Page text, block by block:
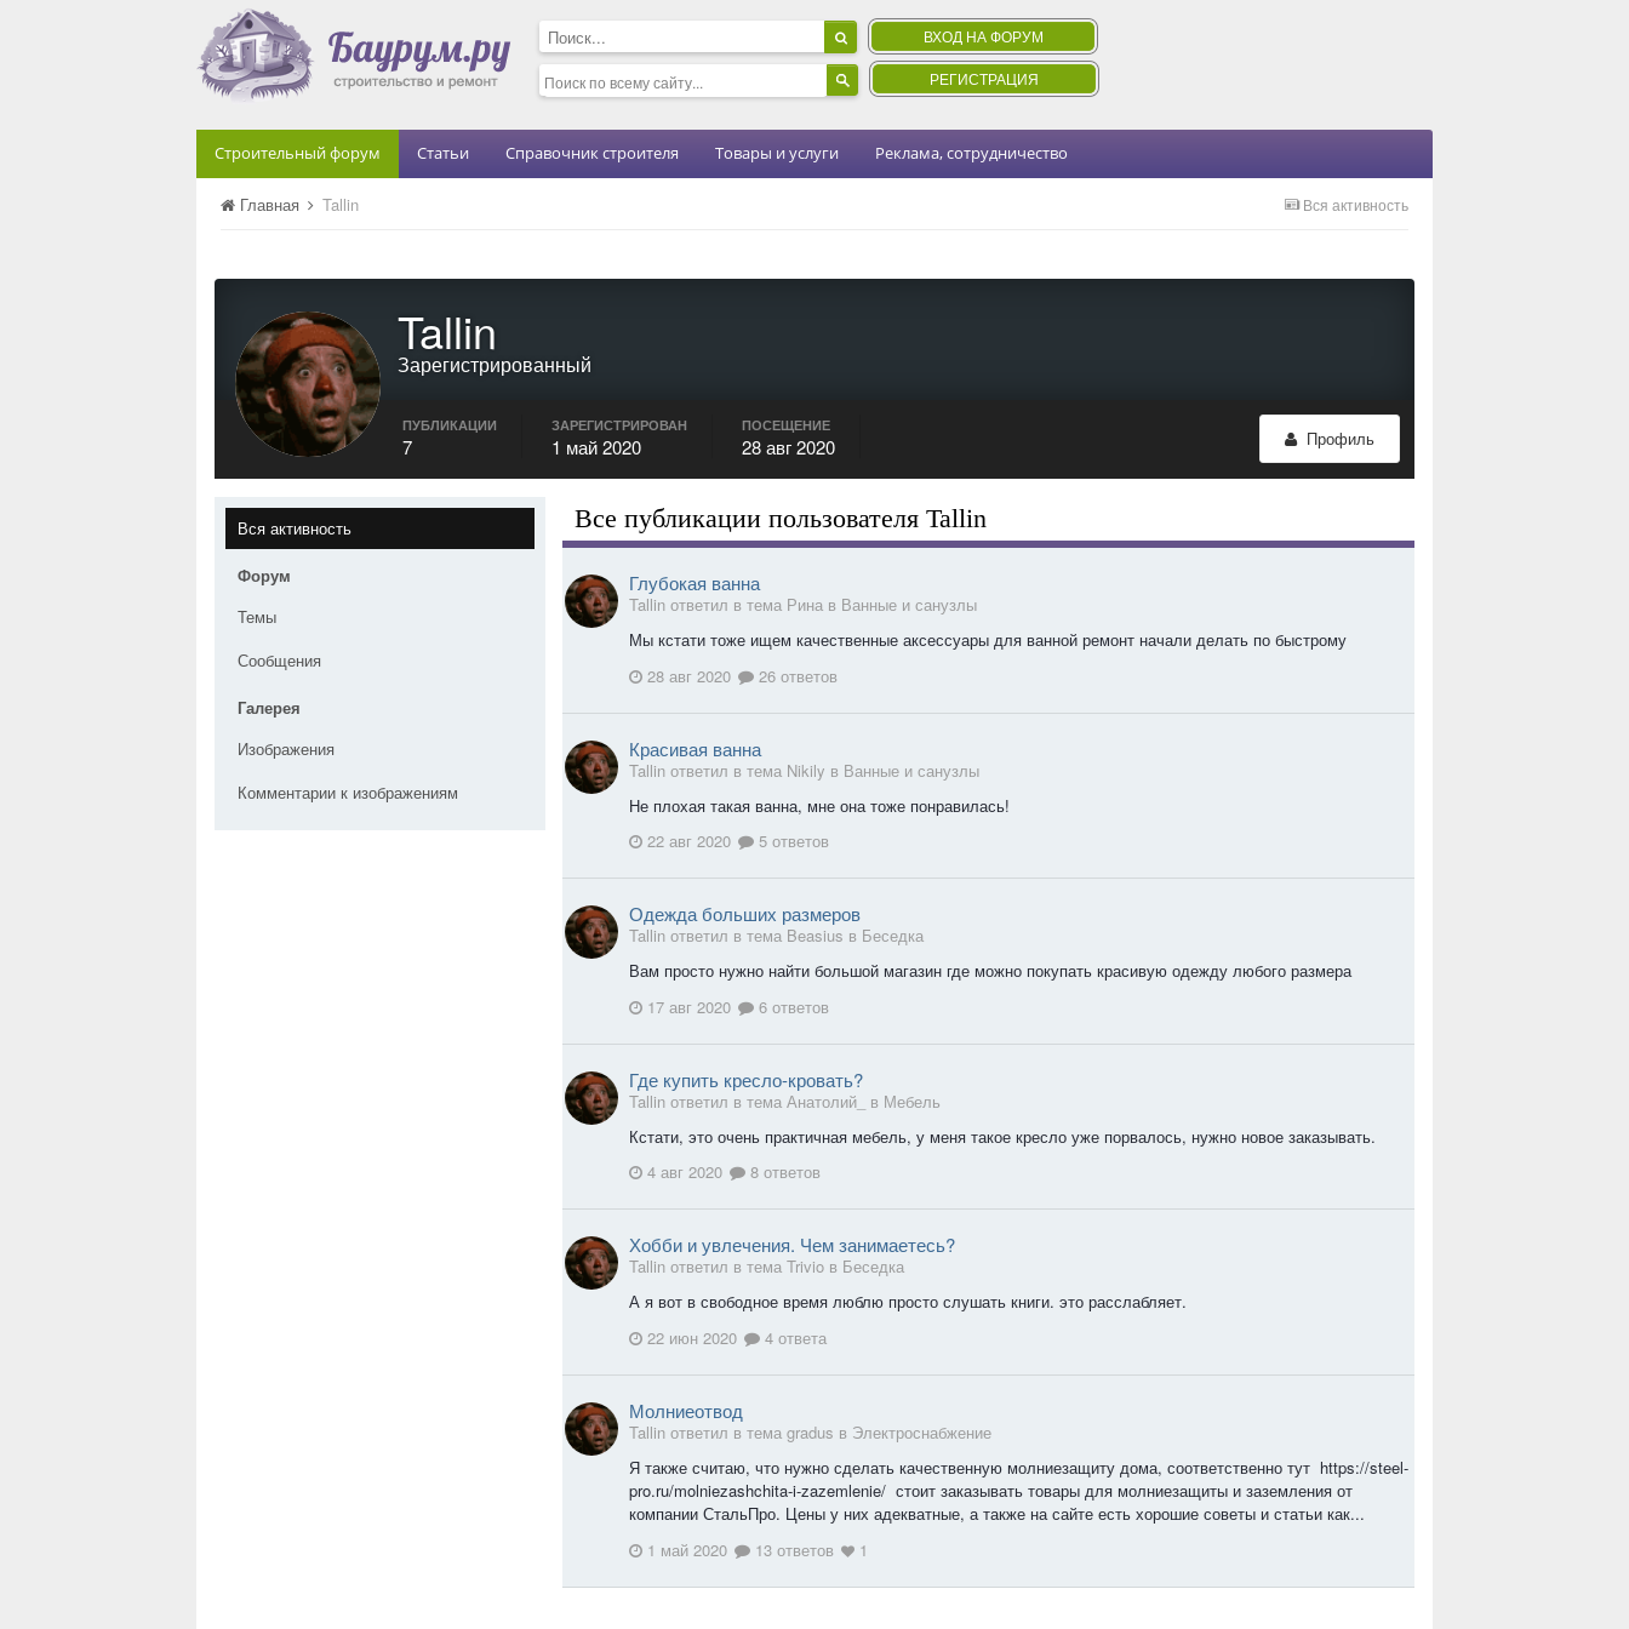
ВХОД НА ФОРУМ
РЕГИСТРАЦИЯ
Строительный форум Статьи Справочник строителя Товары и услуги Реклама, сотрудничество
Вся активность
Главная Tallin
Tallin
Зарегистрированный
Профиль
ПУБЛИКАЦИИ
7
ЗАРЕГИСТРИРОВАН
1 май 2020
ПОСЕЩЕНИЕ
28 авг 2020
Вся активность
Форум
Темы
Сообщения
Галерея
Изображения
Комментарии к изображениям
Все публикации пользователя Tallin
Глубокая ванна
Tallin ответил в тема Рина в Ванные и санузлы
Мы кстати тоже ищем качественные аксессуары для ванной ремонт начали делать по быстрому
28 авг 2020
26 ответов
Красивая ванна
Tallin ответил в тема Nikily в Ванные и санузлы
Не плохая такая ванна, мне она тоже понравилась!
22 авг 2020
5 ответов
Одежда больших размеров
Tallin ответил в тема Beasius в Беседка
Вам просто нужно найти большой магазин где можно покупать красивую одежду любого размера
17 авг 2020
6 ответов
Где купить кресло-кровать?
Tallin ответил в тема Анатолий_ в Мебель
Кстати, это очень практичная мебель, у меня такое кресло уже порвалось, нужно новое заказывать.
4 авг 2020
8 ответов
Хобби и увлечения. Чем занимаетесь?
Tallin ответил в тема Trivio в Беседка
А я вот в свободное время люблю просто слушать книги. это расслабляет.
22 июн 2020
4 ответа
Молниеотвод
Tallin ответил в тема gradus в Электроснабжение
Я также считаю, что нужно сделать качественную молниезащиту дома, соответственно тут https://steel-
pro.ru/molniezashchita-i-zazemlenie/ стоит заказывать товары для молниезащиты и заземления от
компании СтальПро. Цены у них адекватные, а также на сайте есть хорошие советы и статьи как...
1 май 2020
13 ответов 1